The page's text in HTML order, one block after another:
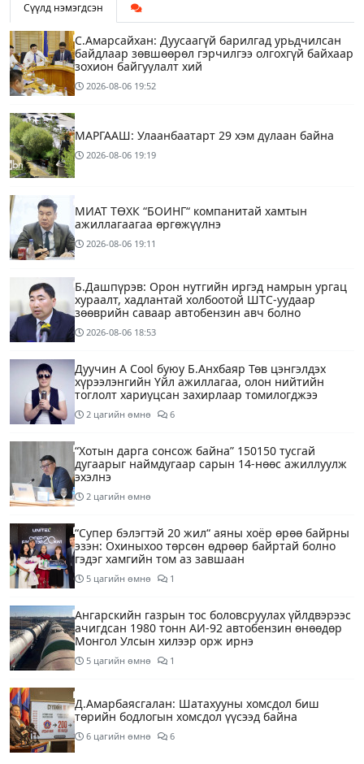
Сүүлд нэмэгдсэн
С.Амарсайхан: Дуусаагүй барилгад урьдчилсан
байдлаар зөвшөөрөл гэрчилгээ олгохгүй байхаар
зохион байгуулалт хий
2026-08-06 19:52
МАРГААШ: Улаанбаатарт 29 хэм дулаан байна
2026-08-06 19:19
МИАТ ТӨХК “БОИНГ“ компанитай хамтын
ажиллагаагаа өргөжүүлнэ
2026-08-06 19:11
Б.Дашпүрэв: Орон нутгийн иргэд намрын ургац
хураалт, хадлантай холбоотой ШТС-уудаар
зөөврийн саваар автобензин авч болно
2026-08-06 18:53
Дуучин A Cool буюу Б.Анхбаяр Төв цэнгэлдэх
хүрээлэнгийн Үйл ажиллагаа, олон нийтийн
тоглолт хариуцсан захирлаар томилогджээ
2 цагийн өмнө 6
“Хотын дарга сонсож байна” 150150 тусгай
дугаарыг наймдугаар сарын 14-нөөс ажиллуулж
эхэлнэ
2 цагийн өмнө
“Супер бэлэгтэй 20 жил“ аяны хоёр өрөө байрны
эзэн: Охиныхоо төрсөн өдрөөр байртай болно
гэдэг хамгийн том аз завшаан
5 цагийн өмнө 1
Ангарскийн газрын тос боловсруулах үйлдвэрээс
ачигдсан 1980 тонн АИ-92 автобензин өнөөдөр
Монгол Улсын хилээр орж ирнэ
5 цагийн өмнө 1
Д.Амарбаясгалан: Шатахууны хомсдол биш
төрийн бодлогын хомсдол үүсээд байна
6 цагийн өмнө 6